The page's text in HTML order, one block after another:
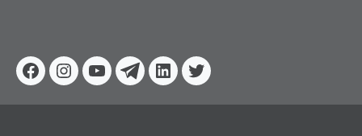
Facebook
Instagram
YoutubeTelegram
Linkedin
Twitter